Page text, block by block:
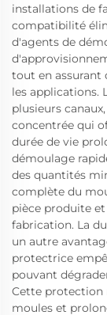
installations de
compatibilité
d'agents de
tout en assurant
les applications.
plusieurs
concentrée qui
durée de vie
démoulage
des quantités
complète du
pièce produite
fabrication. La
un autre
protectrice
pouvant
Cette protection
moules et